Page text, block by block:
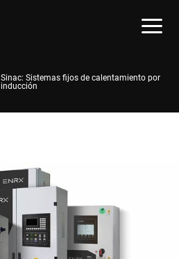
Sinac: Sistemas fijos de calentamiento por
inducción